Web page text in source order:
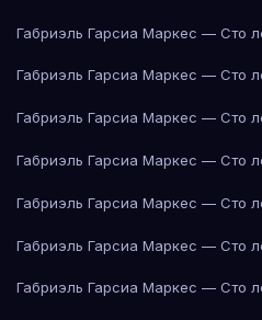
Габриэль Гарсиа Маркес — Сто
Габриэль Гарсиа Маркес — Сто
Габриэль Гарсиа Маркес — Сто
Габриэль Гарсиа Маркес — Сто
Габриэль Гарсиа Маркес — Сто
Габриэль Гарсиа Маркес — Сто
Габриэль Гарсиа Маркес — Сто